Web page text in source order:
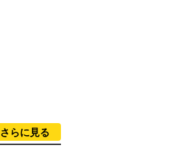
さらに見る